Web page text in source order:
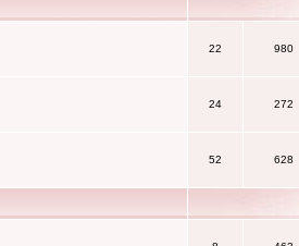
22 980
24 272
52 628